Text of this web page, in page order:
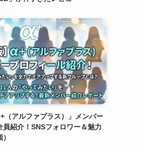
（アルファプラス）」メンバー
員紹介！SNSフォロワー＆魅力